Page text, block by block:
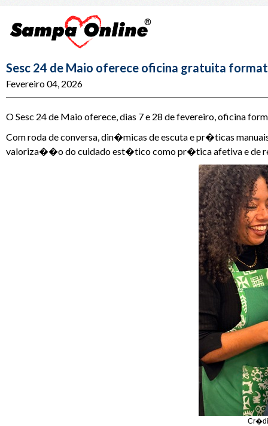
Sesc 24 de Maio oferece oficina gratuita
Fevereiro 04, 2026
O Sesc 24 de Maio oferece, dias 7 e 28 de fevereiro, oficina
Com roda de conversa, din�micas de escuta e pr�ticas
valoriza��o do cuidado est�tico como pr�tica afetiva e de